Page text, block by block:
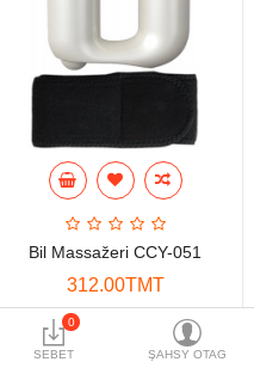
0
SEBET ŞAHSY OTAG
Bil Massažeri CCY-051
312.00TMT